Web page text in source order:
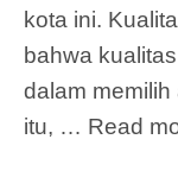
kota ini.
bahwa
dalam
itu, … Read